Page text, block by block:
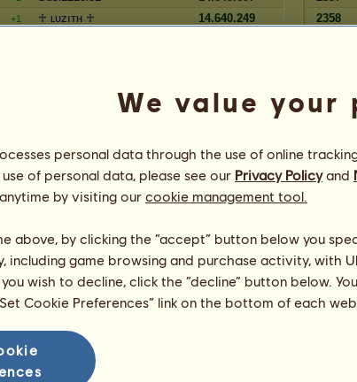
+1 ♱ ʟυzıтн ♱
14.640.249
2358
= Rikki15
50.284.967
+1 Karnikl
50.284.289
+1 Bouble
50.252.909
+1 ADE
50.181.182
+2 Siana
50.162.642
+3 Devily Lisa
50.126.223
+3 Lola204
50.094.462
+3 Alysia Sovrin
-3
+2 Jane Shepard
8844
8845
8848
8849
8850
8851
We value your
personal data through the use of online
of personal data, please see our Privacy Policyand
by visiting our cookie management tool.
above, by clicking the “accept” button below you
including game browsing and purchase activity, with
wish to decline, click the “decline” button below.
Cookie Preferences” link on the bottom of each